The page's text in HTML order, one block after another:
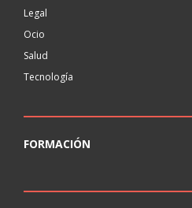
Legal
Ocio
Salud
Tecnología
FORMACIÓN